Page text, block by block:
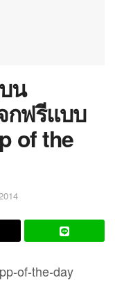
น
กฟรีแบบ
of the